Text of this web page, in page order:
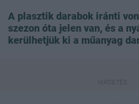
A plasztik darabok iránti
szezon óta jelen van, és a
kerülhetjük ki a műanyag